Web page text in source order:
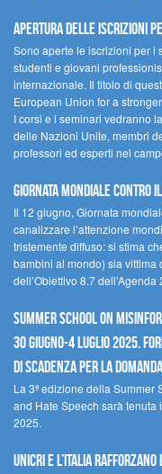
Apertura delle iscrizioni
Sono aperte le iscrizioni per i
studenti e giovani
internazionale. Il titolo di
European Union for a
I corsi e i seminari vedranno
delle Nazioni Unite, membri
professori ed esperti nel
Giornata mondiale contro
Il 12 giugno, Giornata
canalizzare l’attenzione
tristemente diffuso: si stima
bambini al mondo) sia vittima
dell’Obiettivo 8.7
Summer School on
30 giugno-4 luglio 2025.
di scadenza per la
La 3ª edizione della Summer
and Hate Speech sarà
2025.
UNICRI e l’Italia